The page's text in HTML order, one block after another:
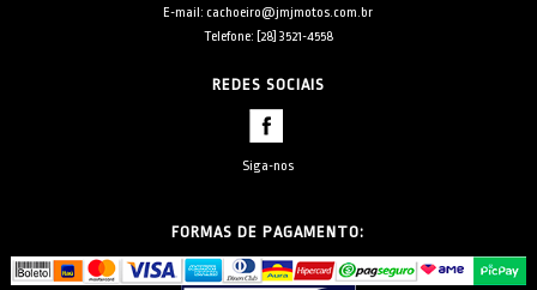
E-mail: cachoeiro@jmjmotos.com.br
Telefone: [28] 3521-4558
REDES SOCIAIS
Siga-nos
FORMAS DE PAGAMENTO: